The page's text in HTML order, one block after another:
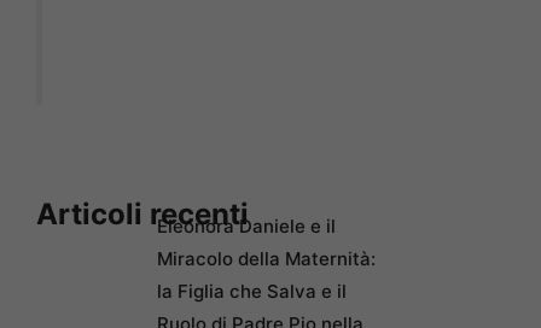
Articoli recentiEleonora Daniele e il
Miracolo della Maternità:
la Figlia che Salva e il